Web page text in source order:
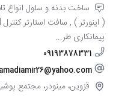
ساخت بدنه و سلول انواع
پیمانکاری طر...
09193878331
قزوین، مینودر، مجتمع پوشینه بافت، فاز 2،